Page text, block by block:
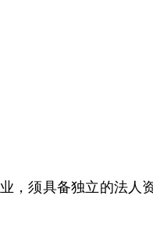
，须具备独立的法人